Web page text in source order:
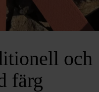
och
färg